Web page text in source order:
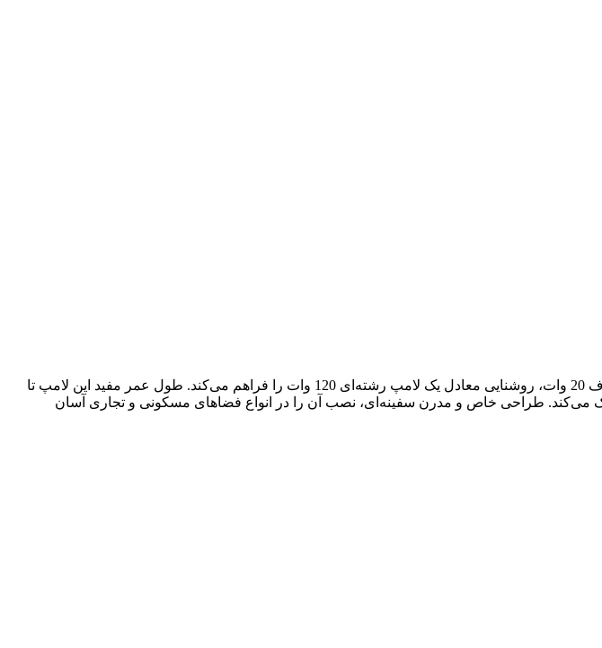
لامپ سفینه‌ای LED 20 وات یک انتخاب عالی برای روشنایی کم‌مصرف و کارآمد است. این لامپ با مصرف 20 وات، روشنایی معادل یک لامپ رشته‌ای 120 وات را فراهم می‌کند. طول عمر مفید این لامپ تا
می‌کند. طراحی خاص و مدرن سفینه‌ای، نصب آن را در انواع فضاهای مسکونی و تجاری آسان